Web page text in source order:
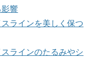
響
ラインを美しく保つ
ラインのたるみやシ